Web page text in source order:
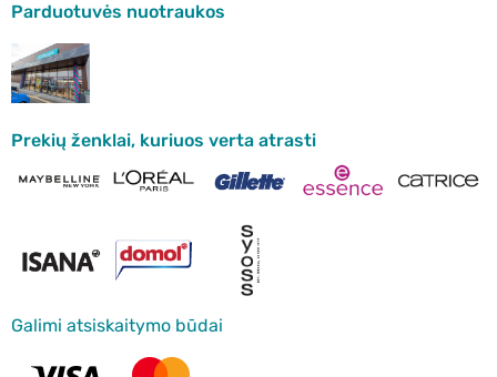
Parduotuvės nuotraukos
Prekių ženklai, kuriuos verta atrasti
Galimi atsiskaitymo būdai